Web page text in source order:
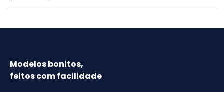
Modelos bonitos,
feitos com facilidade